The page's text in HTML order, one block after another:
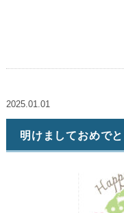
2025.01.01
明けましておめで